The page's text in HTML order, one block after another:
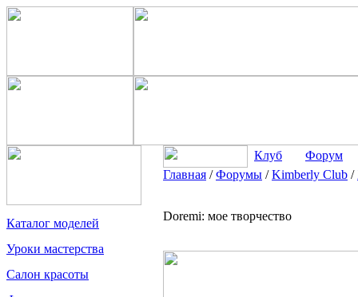
Каталог моделей
Уроки мастерства
Салон красоты
Клуб
Форум
Главная /Форумы /Kimberly Club /
Doremi: мое творчество